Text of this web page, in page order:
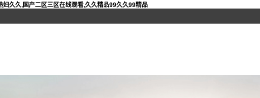
久久,国产二区三区在线观看,久久精品99久久99精品